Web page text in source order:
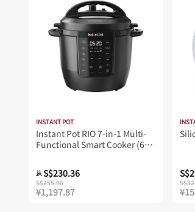
INSTANT POT
Instant Pot RIO 7-in-1 Multi-
Functional Smart Cooker (6
从S$230.36
S$255.96
¥1,197.87